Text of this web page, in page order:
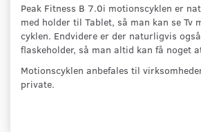
Peak Fitness B 7.0i motionscyklen er
med holder til Tablet, så man kan se Tv
cyklen. Endvidere er der naturligvis
flaskeholder, så man altid kan få noget
Motionscyklen anbefales til
private.